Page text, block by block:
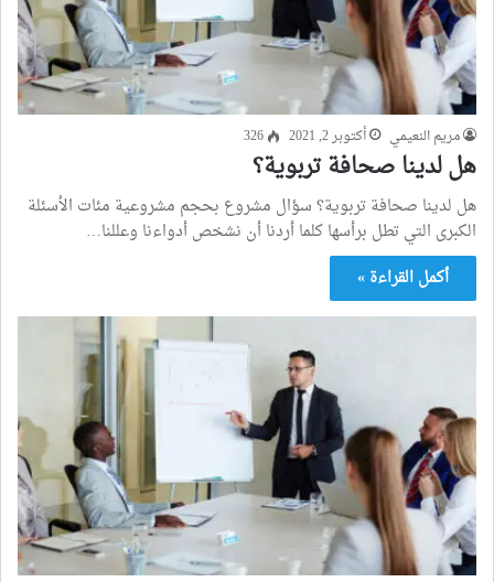
مريم النعيمي أكتوبر 2, 2021 326
هل لدينا صحافة تربوية؟
هل لدينا صحافة تربوية؟ سؤال مشروع بحجم مشروعية مئات الأسئلة
الكبرى التي تطل برأسها كلما أردنا أن نشخص أدواءنا وعللنا…
أكمل القراءة »